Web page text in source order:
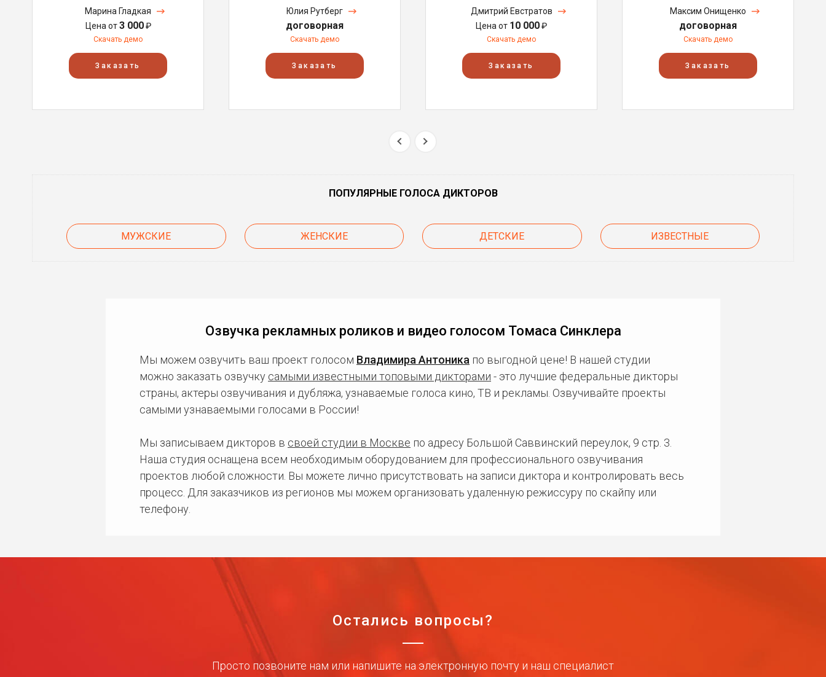
Марина Гладкая
Цена от3 000₽
Скачать демо
Заказать
Юлия Рутберг
договорная
Скачать демо
Заказать
Дмитрий Евстратов
Цена от 10 000₽
Скачать демо
Заказать
Максим Онищенко
договорная
Скачать демо
Заказать
ПОПУЛЯРНЫЕ ГОЛОСА ДИКТОРОВ
МУЖСКИЕ ЖЕНСКИЕ ДЕТСКИЕ ИЗВЕСТНЫЕ
Озвучка рекламных роликов и видео голосом Томаса Синклера
Мы можем озвучить ваш проект голосом Владимира Антоника по выгодной цене! В нашей студии
можно заказать озвучку самыми известными топовыми дикторами - это лучшие федеральные дикторы
страны, актеры озвучивания и дубляжа, узнаваемые голоса кино, ТВ и рекламы. Озвучивайте проекты
самыми узнаваемыми голосами в России!
Мы записываем дикторов в своей студии в Москве по адресу Большой Саввинский переулок, 9 стр. 3.
Наша студия оснащена всем необходимым оборудованием для профессионального озвучивания
проектов любой сложности. Вы можете лично присутствовать на записи диктора и контролировать весь
процесс. Для заказчиков из регионов мы можем организовать удаленную режиссуру по скайпу или
телефону.
Остались вопросы?
Просто позвоните нам или напишите на электронную почту и наш специалист